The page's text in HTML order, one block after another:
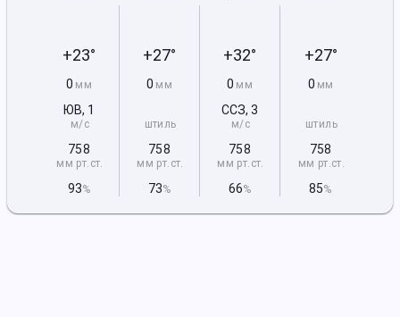
+23°
0 мм
ЮВ, 1
м/с
758
мм рт.ст.
93%
+27°
0 мм
штиль
758
мм рт.ст.
73%
+32°
0 мм
ССЗ,3
м/с
758
мм рт.ст.
66%
+27°
0 мм
штиль
758
мм рт.ст.
85%